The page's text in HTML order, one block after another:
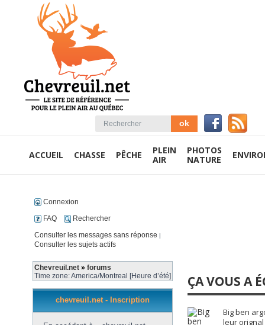
ACCUEIL CHASSE PÊCHE
PLEIN
AIR
PHOTOS
NATURE
Connexion
FAQ
Rechercher
Consulter les messages sans réponse |
Consulter les sujets actifs
Chevreuil.net » forums
Time zone: America/Montreal [Heure d’été]
chevreuil.net - Inscription
ÇA VOUS A
Big ben
leur orignal